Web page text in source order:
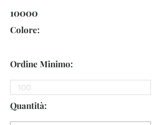
10000
Colore:
Ordine Minimo:
Quantità: